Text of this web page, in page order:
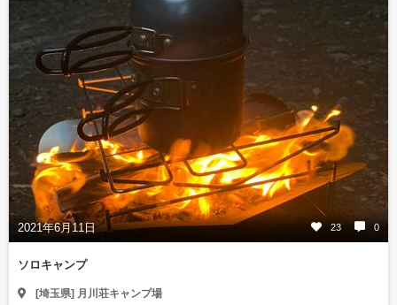
2021年6月11日 23 0
ソロキャンプ
[埼玉県] 月川荘キャンプ場